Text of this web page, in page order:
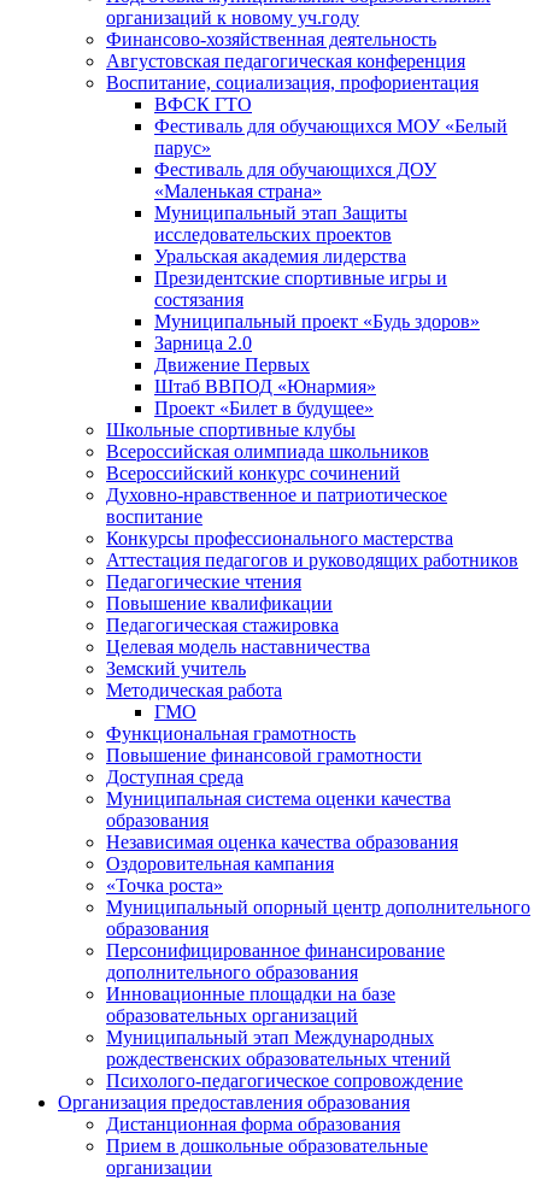
организаций к новому уч.году
Финансово-хозяйственная деятельность
Августовская педагогическая конференция
Воспитание, социализация, профориентация
ВФСК ГТО
Фестиваль для обучающихся МОУ «Белый
парус»
Фестиваль для обучающихся ДОУ
«Маленькая страна»
Муниципальный этап Защиты
исследовательских проектов
Уральская академия лидерства
Президентские спортивные игры и
состязания
Муниципальный проект «Будь здоров»
Зарница 2.0
Движение Первых
Штаб ВВПОД «Юнармия»
Проект «Билет в будущее»
Школьные спортивные клубы
Всероссийская олимпиада школьников
Всероссийский конкурс сочинений
Духовно-нравственное и патриотическое
воспитание
Конкурсы профессионального мастерства
Аттестация педагогов и руководящих работников
Педагогические чтения
Повышение квалификации
Педагогическая стажировка
Целевая модель наставничества
Земский учитель
Методическая работа
ГМО
Функциональная грамотность
Повышение финансовой грамотности
Доступная среда
Муниципальная система оценки качества
образования
Независимая оценка качества образования
Оздоровительная кампания
«Точка роста»
Муниципальный опорный центр дополнительного
образования
Персонифицированное финансирование
дополнительного образования
Инновационные площадки на базе
образовательных организаций
Муниципальный этап Международных
рождественских образовательных чтений
Психолого-педагогическое сопровождение
Организация предоставления образования
Дистанционная форма образования
Прием в дошкольные образовательные
организации